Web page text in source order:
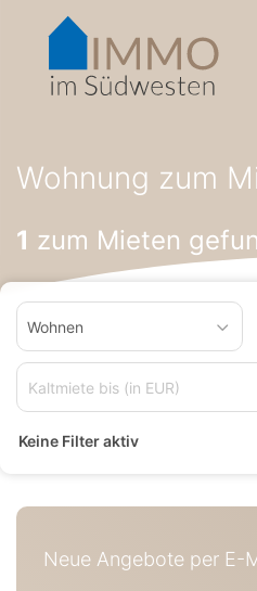
Accessibility-
Modus
Wohnung zum
1 zum Mieten
Wohnen
Keine Filter aktiv
Neue Angebote per E-